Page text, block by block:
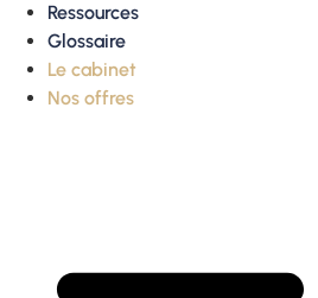
Ressources
Glossaire
Le cabinet
Nos offres